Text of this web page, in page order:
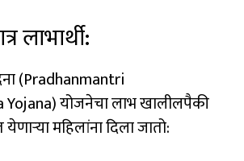
लाभार्थी:
(Pradhanmantri
योजनेचा लाभ खालीलपैकी
महिलांना दिला जातो: